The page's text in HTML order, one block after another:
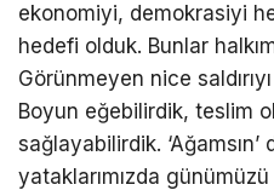
ekonomiyi, demokrasiyi
hedefi olduk. Bunlar
Görünmeyen nice
Boyun eğebilirdik, teslim
sağlayabilirdik.
yataklarımızda